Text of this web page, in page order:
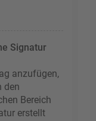
Signatur
anzufügen,
den
Bereich
erstellt